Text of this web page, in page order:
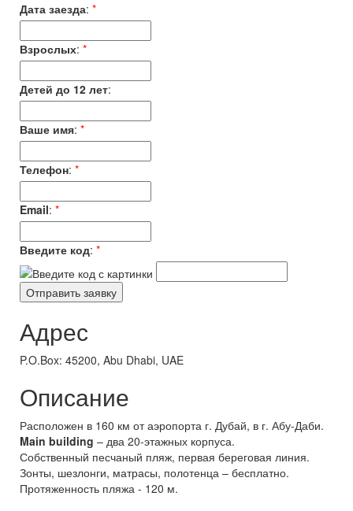
Дата заезда: *
Взрослых: *
Детей до 12 лет:
Ваше имя: *
Телефон: *
Email: *
Введите код: *
Адрес
P.O.Box: 45200, Abu Dhabi, UAE
Описание
Расположен в 160 км от аэропорта г. Дубай, в г. Абу-Даби.
Main building – два 20-этажных корпуса.
Собственный песчаный пляж, первая береговая линия.
Зонты, шезлонги, матрасы, полотенца – бесплатно.
Протяженность пляжа - 120 м.